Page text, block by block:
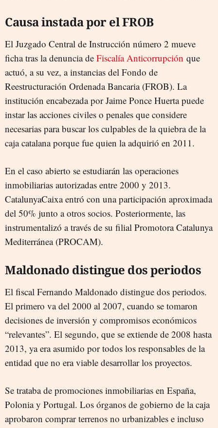
Causa instada por el FROB
El Juzgado Central de Instrucción número 2 mueve
ficha tras la denuncia de Fiscalía Anticorrupción que
actuó, a su vez, a instancias del Fondo de
Reestructuración Ordenada Bancaria (FROB). La
institución encabezada por Jaime Ponce Huerta puede
instar las acciones civiles o penales que considere
necesarias para buscar los culpables de la quiebra de la
caja catalana porque fue quien la adquirió en 2011.
En el caso abierto se estudiarán las operaciones
inmobiliarias autorizadas entre 2000 y 2013.
CatalunyaCaixa entró con una participación aproximada
del 50% junto a otros socios. Posteriormente, las
instrumentalizó a través de su filial Promotora Catalunya
Mediterránea (PROCAM).
Maldonado distingue dos periodos
El fiscal Fernando Maldonado distingue dos periodos.
El primero va del 2000 al 2007, cuando se tomaron
decisiones de inversión y compromisos económicos
“relevantes”. El segundo, que se extiende de 2008 hasta
2013, ya era asumido por todos los responsables de la
entidad que no era viable desarrollar los proyectos.
Se trataba de promociones inmobiliarias en España,
Polonia y Portugal. Los órganos de gobierno de la caja
aprobaron comprar terrenos no urbanizables e incluso